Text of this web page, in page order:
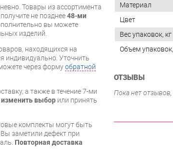
Товары из ассортимента
не позднее48-ми
вы можете
изделий.
находящихся на
индивидуально. Уточнить
через формуобратной
а также в течение 7-ми
изменить выбор или принять
комплекты могут быть
заметили дефект при
Повторная доставка
Материал
Цвет
Вес упаковок, кг
Объем
ОТЗЫВЫ
Пока нет